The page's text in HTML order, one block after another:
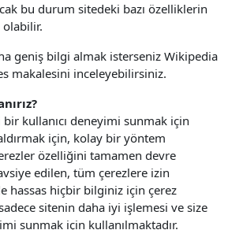
bu durum sitedeki bazı özelliklerin
olabilir.
geniş bilgi almak isterseniz Wikipedia
makalesini inceleyebilirsiniz.
kullanıcı deneyimi sunmak için
için, kolay bir yöntem
özelliğini tamamen devre
edilen, tüm çerezlere izin
hassas hiçbir bilginiz için çerez
sitenin daha iyi işlemesi ve size
sunmak için kullanılmaktadır.